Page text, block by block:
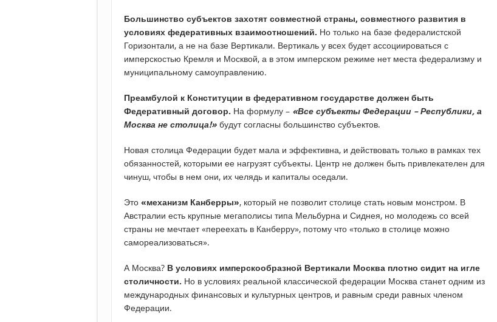
Большинство субъектов захотят совместной страны, совместного развития в
условиях федеративных взаимоотношений. Но только на базе федералистской
Горизонтали, а не на базе Вертикали. Вертикаль у всех будет ассоциироваться с
имперскостью Кремля и Москвой, а в этом имперском режиме нет места федерализму и
муниципальному самоуправлению.
Преамбулой к Конституции в федеративном государстве должен быть
Федеративный договор. На формулу – «Все субъекты Федерации – Республики, а
Москва не столица!» будут согласны большинство субъектов.
Новая столица Федерации будет мала и эффективна, и действовать только в рамках тех
обязанностей, которыми ее нагрузят субъекты. Центр не должен быть привлекателен для
чинуш, чтобы в нем они, их челядь и капиталы оседали.
Это «механизм Канберры», который не позволит столице стать новым монстром. В
Австралии есть крупные мегаполисы типа Мельбурна и Сиднея, но молодежь со всей
страны не мечтает «переехать в Канберру», потому что «только в столице можно
самореализоваться».
А Москва? В условиях имперскообразной Вертикали Москва плотно сидит на игле
столичности. Но в условиях реальной классической федерации Москва станет одним из
международных финансовых и культурных центров, и равным среди равных членом
Федерации.